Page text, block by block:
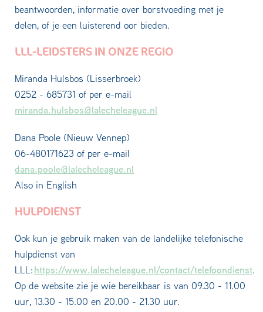
beantwoorden, informatie over borstvoeding met je
delen, of je een luisterend oor bieden.
LLL-LEIDSTERS IN ONZE REGIO
Miranda Hulsbos (Lisserbroek)
0252 - 685731 of per e-mail
miranda.hulsbos@lalecheleague.nl
Dana Poole (Nieuw Vennep)
06-480171623 of per e-mail
dana.poole@lalecheleague.nl
Also in English
HULPDIENST
Ook kun je gebruik maken van de landelijke telefonische
hulpdienst van
LLL:https://www.lalecheleague.nl/contact/telefoondienst.
Op de website zie je wie bereikbaar is van 09.30 - 11.00
uur, 13.30 - 15.00 en 20.00 - 21.30 uur.